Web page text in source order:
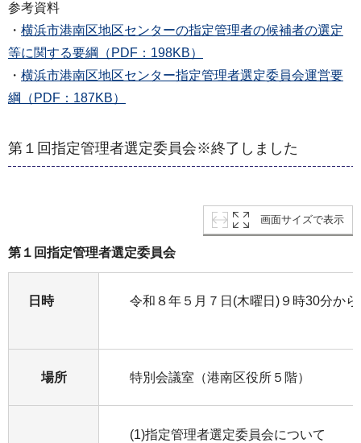
参考資料
・ 横浜市港南区地区センターの指定管理者の候補者の選定
等に関する要綱（PDF：198KB）
・ 横浜市港南区地区センター指定管理者選定委員会運営要
綱（PDF：187KB）
第１回指定管理者選定委員会※終了しました
画面サイズで表示
第１回指定管理者選定委員会
日時 令和８年５月７日(木曜
場所 特別会議室（港南区役所５階）
(1)指定管理者選定委員会について